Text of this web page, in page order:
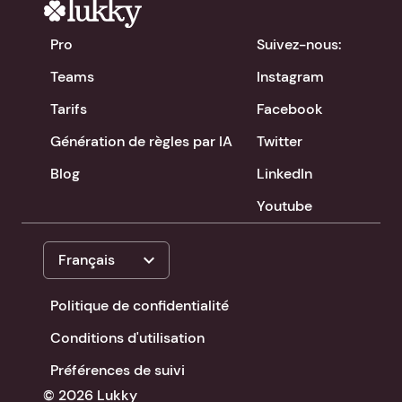
Pro
Teams
Tarifs
Génération de règles par IA
Blog
Suivez-nous:
Instagram
Facebook
Twitter
LinkedIn
Youtube
Français expand_more
Politique de confidentialité
Conditions d'utilisation
Préférences de suivi
© 2026 Lukky